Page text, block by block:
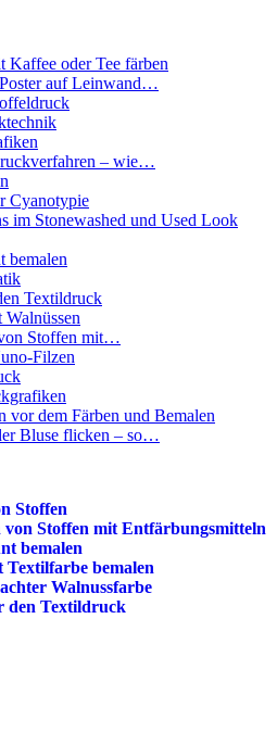
oder Tee färben
auf Leinwand…
– wie…
Cyanotypie
im Stonewashed und Used Look
bemalen
Textildruck
Stoffen mit…
Filzen
vor dem Färben und Bemalen
Bluse flicken – so…
Stoffen
von Stoffen mit Entfärbungsmitteln
bemalen
Textilfarbe bemalen
Walnussfarbe
den Textildruck